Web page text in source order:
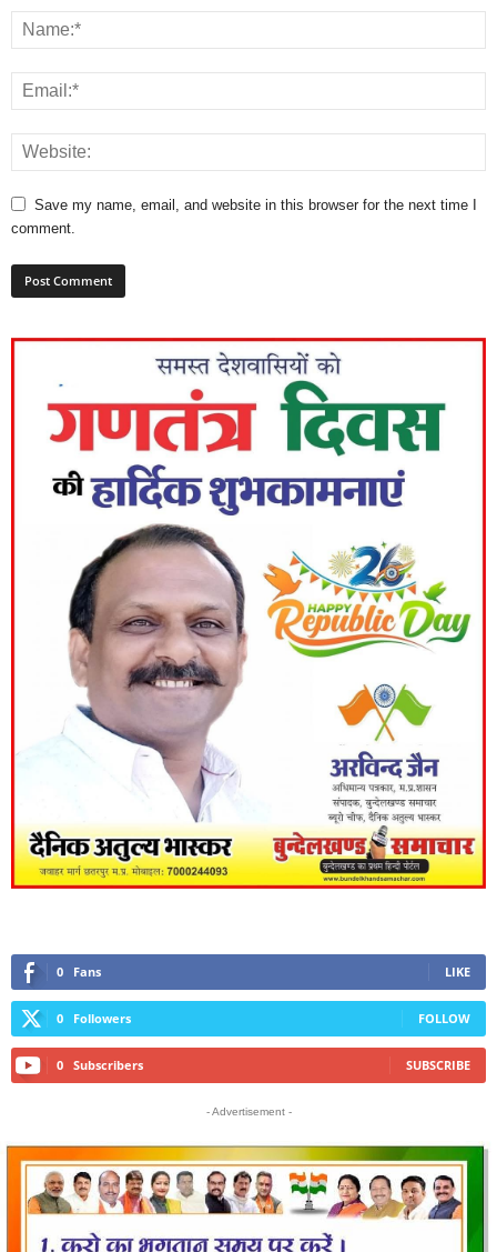
Save my name, email, and website in this browser for the next time I
comment.
0 Fans LIKE
0 Followers FOLLOW
0 Subscribers SUBSCRIBE
- Advertisement -